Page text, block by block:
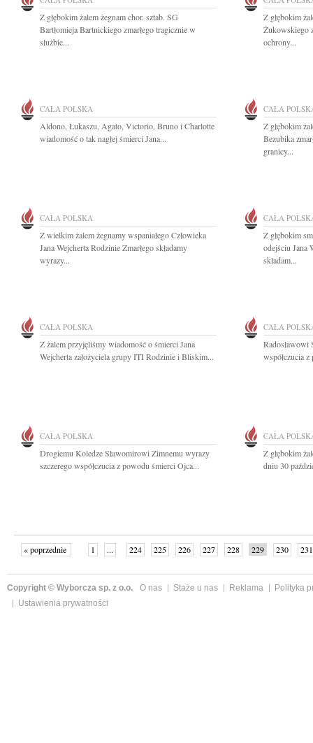
Z głębokim żalem żegnam chor. sztab. SG
Bartłomieja Bartnickiego zmarłego tragicznie w
służbie...
Z głębokim
Żukowskiego
ochrony...
CAŁA POLSKA
Aldono, Łukaszu, Agato, Victorio, Bruno i Charlotte
wiadomość o tak nagłej śmierci Jana...
CAŁA
Z głębokim
Bezubika
granicy...
CAŁA POLSKA
Z wielkim żalem żegnamy wspaniałego Człowieka
Jana Wejcherta Rodzinie Zmarłego składamy
wyrazy...
CAŁA
Z głębokim
odejściu Jana
składam...
CAŁA POLSKA
Z żalem przyjęliśmy wiadomość o śmierci Jana
Wejcherta założyciela grupy ITI Rodzinie i Bliskim...
CAŁA
Radosławowi
współczucia
CAŁA POLSKA
Drogiemu Koledze Sławomirowi Zimnemu wyrazy
szczerego współczucia z powodu śmierci Ojca...
CAŁA
Z głębokim
dniu 30
« poprzednie 1 ... 224 225 226 227 228 229 230
231
Copyright © Wyborcza sp. z o.o. O nas Staże u nas Reklama
Polityka
Ustawienia prywatności